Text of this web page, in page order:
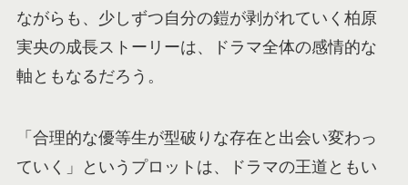
ながらも、少しずつ自分の鎧が剥がれていく柏原
実央の成長ストーリーは、ドラマ全体の感情的な
軸ともなるだろう。
「合理的な優等生が型破りな存在と出会い変わっ
ていく」というプロットは、ドラマの王道ともい